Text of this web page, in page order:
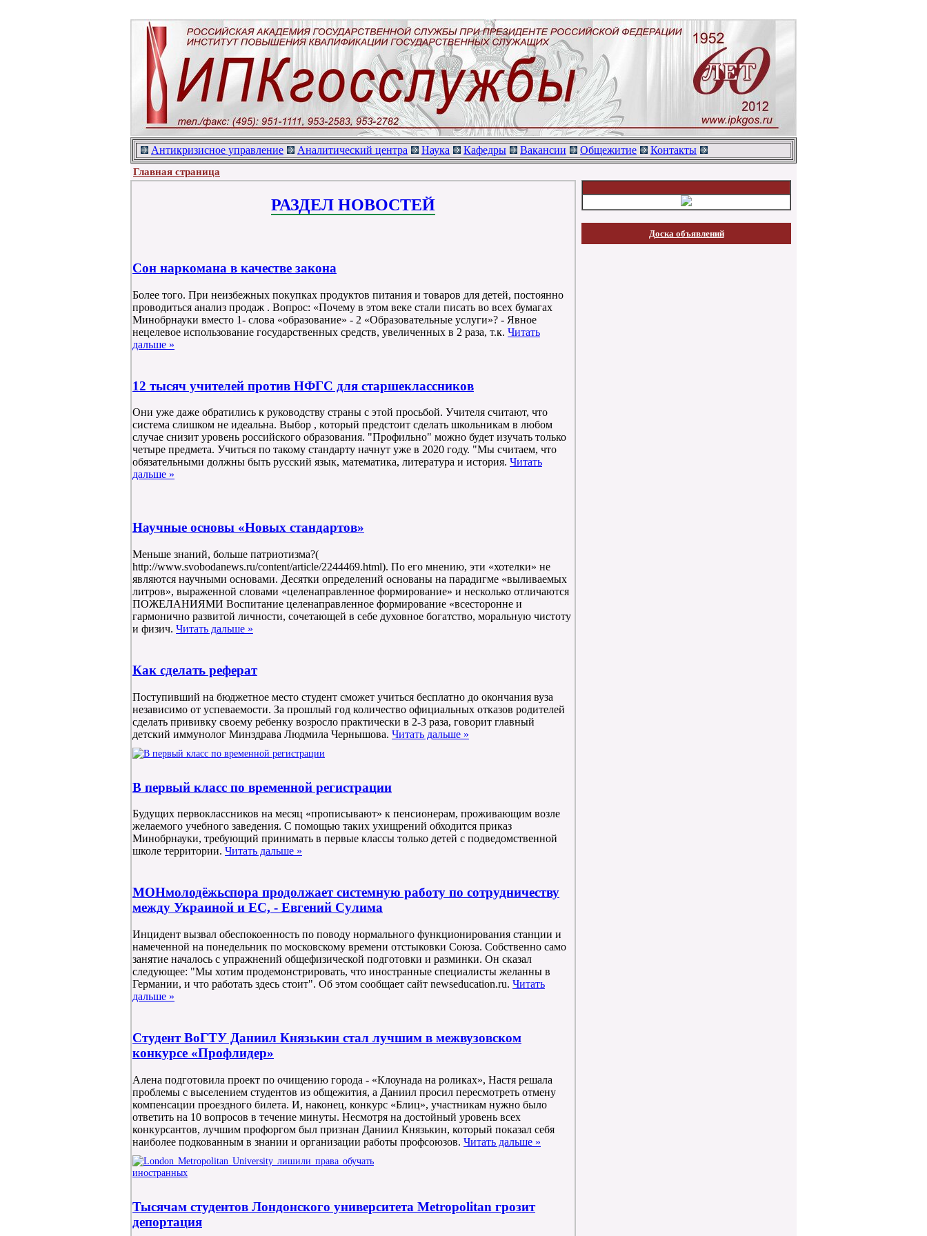
Антикризисное управление Аналитический центра Наука Кафедры Вакансии Общежитие Контакты
Главная страница
РАЗДЕЛ НОВОСТЕЙ
Сон наркомана в качестве закона
Более того. При неизбежных покупках продуктов питания и товаров для детей, постоянно
проводиться анализ продаж . Вопрос: «Почему в этом веке стали писать во всех бумагах
Минобрнауки вместо 1- слова «образование» - 2 «Образовательные услуги»? - Явное
нецелевое использование государственных средств, увеличенных в 2 раза, т.к. Читать
дальше »
12 тысяч учителей против НФГС для старшеклассников
Они уже даже обратились к руководству страны с этой просьбой. Учителя считают, что
система слишком не идеальна. Выбор , который предстоит сделать школьникам в любом
случае снизит уровень российского образования. "Профильно" можно будет изучать только
четыре предмета. Учиться по такому стандарту начнут уже в 2020 году. "Мы считаем, что
обязательными должны быть русский язык, математика, литература и история. Читать
дальше »
Научные основы «Новых стандартов»
Меньше знаний, больше патриотизма?(
http://www.svobodanews.ru/content/article/2244469.html). По его мнению, эти «хотелки» не
являются научными основами. Десятки определений основаны на парадигме «выливаемых
литров», выраженной словами «целенаправленное формирование» и несколько отличаются
ПОЖЕЛАНИЯМИ Воспитание целенаправленное формирование «всесторонне и
гармонично развитой личности, сочетающей в себе духовное богатство, моральную чистоту
и физич. Читать дальше »
Как сделать реферат
Поступивший на бюджетное место студент сможет учиться бесплатно до окончания вуза
независимо от успеваемости. За прошлый год количество официальных отказов родителей
сделать прививку своему ребенку возросло практически в 2-3 раза, говорит главный
детский иммунолог Минздрава Людмила Чернышова. Читать дальше »
В первый класс по временной регистрации
Будущих первоклассников на месяц «прописывают» к пенсионерам, проживающим возле
желаемого учебного заведения. С помощью таких ухищрений обходится приказ
Минобрнауки, требующий принимать в первые классы только детей с подведомственной
школе территории. Читать дальше »
МОНмолодёжьспора продолжает системную работу по сотрудничеству
между Украиной и ЕС, - Евгений Сулима
Инцидент вызвал обеспокоенность по поводу нормального функционирования станции и
намеченной на понедельник по московскому времени отстыковки Союза. Собственно само
занятие началось с упражнений общефизической подготовки и разминки. Он сказал
следующее: "Мы хотим продемонстрировать, что иностранные специалисты желанны в
Германии, и что работать здесь стоит". Об этом сообщает сайт newseducation.ru. Читать
дальше »
Студент ВоГТУ Даниил Князькин стал лучшим в межвузовском
конкурсе «Профлидер»
Алена подготовила проект по очищению города - «Клоунада на роликах», Настя решала
проблемы с выселением студентов из общежития, а Даниил просил пересмотреть отмену
компенсации проездного билета. И, наконец, конкурс «Блиц», участникам нужно было
ответить на 10 вопросов в течение минуты. Несмотря на достойный уровень всех
конкурсантов, лучшим профоргом был признан Даниил Князькин, который показал себя
наиболее подкованным в знании и организации работы профсоюзов. Читать дальше »
Тысячам студентов Лондонского университета Metropolitan грозит
депортация
Доска объявлений